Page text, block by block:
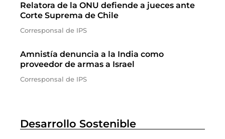
Relatora de la ONU defiende a jueces ante
Corte Suprema de Chile
Corresponsal de IPS
Amnistía denuncia a la India como
proveedor de armas a Israel
Corresponsal de IPS
Desarrollo Sostenible